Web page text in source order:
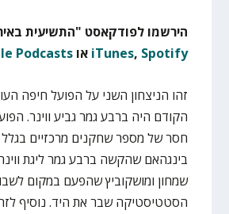
הירשמו לפודקאסט "התשיעית
iTunes, Spotify אוPodcasts
זהו הניצחון השני על הפועל חיפה
הקודם היה ברבע גמר גביע ווינר.
חסר של מספר שחקנים מרכזיים בגלל
בינגהאם שהקשה ברבע גמר ליגת
שמחון ומושקוביץ שהפעם במקום
הסטטיסטיקה שבר את היד. נוסיף